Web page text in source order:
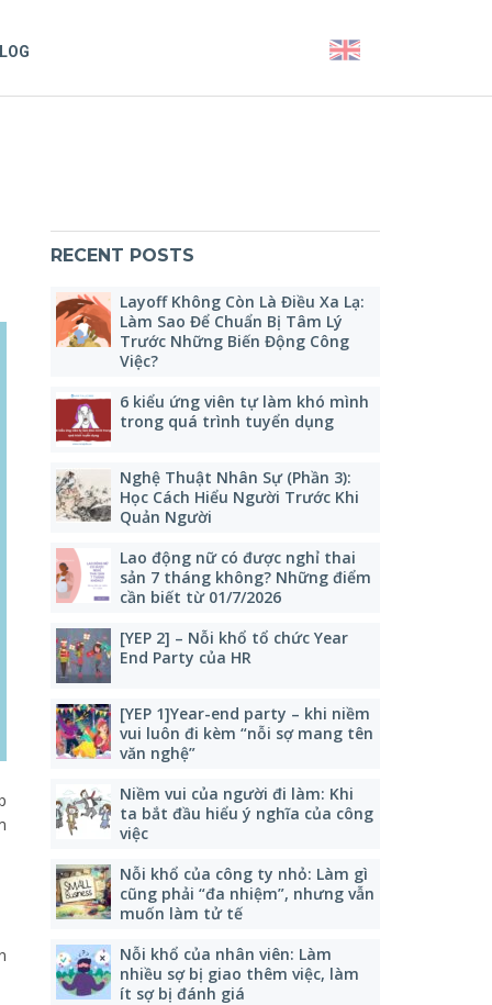
RECENT POSTS
Layoff Không Còn Là Điều Xa Lạ:
Làm Sao Để Chuẩn Bị Tâm Lý
Trước Những Biến Động Công
Việc?
6 kiểu ứng viên tự làm khó mình
trong quá trình tuyển dụng
Nghệ Thuật Nhân Sự (Phần 3):
Học Cách Hiểu Người Trước Khi
Quản Người
Lao động nữ có được nghỉ thai
sản 7 tháng không? Những điểm
cần biết từ 01/7/2026
[YEP 2] – Nỗi khổ tổ chức Year
End Party của HR
[YEP 1]Year-end party – khi niềm
vui luôn đi kèm “nỗi sợ mang tên
văn nghệ”
Niềm vui của người đi làm: Khi
ta bắt đầu hiểu ý nghĩa của công
việc
Nỗi khổ của công ty nhỏ: Làm gì
cũng phải “đa nhiệm”, nhưng vẫn
muốn làm tử tế
Nỗi khổ của nhân viên: Làm
nhiều sợ bị giao thêm việc, làm
ít sợ bị đánh giá